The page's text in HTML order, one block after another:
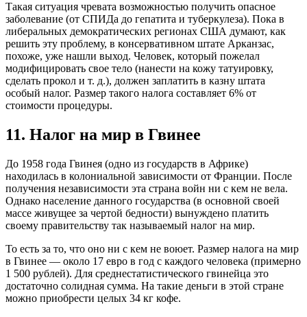
Такая ситуация чревата возможностью получить опасное
заболевание (от СПИДа до гепатита и туберкулеза). Пока в
либеральных демократических регионах США думают, как
решить эту проблему, в консервативном штате Арканзас,
похоже, уже нашли выход. Человек, который пожелал
модифицировать свое тело (нанести на кожу татуировку,
сделать прокол и т. д.), должен заплатить в казну штата
особый налог. Размер такого налога составляет 6% от
стоимости процедуры.
11. Налог на мир в Гвинее
До 1958 года Гвинея (одно из государств в Африке)
находилась в колониальной зависимости от Франции. После
получения независимости эта страна войн ни с кем не вела.
Однако население данного государства (в основной своей
массе живущее за чертой бедности) вынуждено платить
своему правительству так называемый налог на мир.
То есть за то, что оно ни с кем не воюет. Размер налога на мир
в Гвинее — около 17 евро в год с каждого человека (примерно
1 500 рублей). Для среднестатистического гвинейца это
достаточно солидная сумма. На такие деньги в этой стране
можно приобрести целых 34 кг кофе.